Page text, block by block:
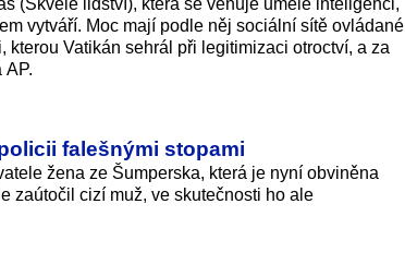
(Skvělé lidství), která se věnuje umělé inteligenci,
vytváří. Moc mají podle něj sociální sítě ovládané
Vatikán sehrál při legitimizaci otroctví, a za
AP.
falešnými stopami
žena ze Šumperska, která je nyní obviněna
zaútočil cizí muž, ve skutečnosti ho ale